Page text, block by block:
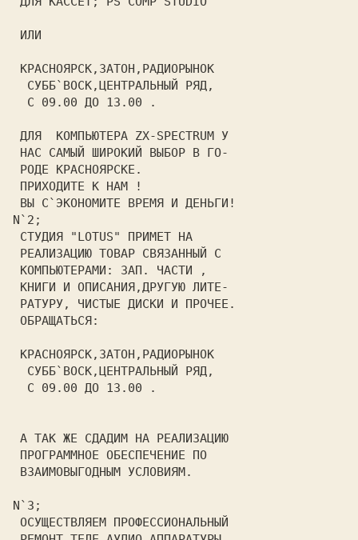
N`2;
СТУДИЯ "LOTUS" ПРИМЕТ НА
КРАСНОЯРСК,ЗАТОН,РАДИОРЫНОК
СУББ`ВОСК,ЦЕНТРАЛЬНЫЙ РЯД,
С 09.00 ДО 1З.00 .
N`3;